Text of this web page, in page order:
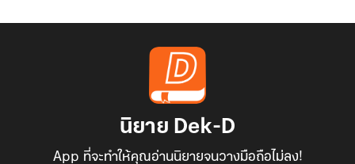
นิยาย Dek-D
App ที่จะทำให้คุณอ่านนิยายจนวางมือถือไม่ลง!